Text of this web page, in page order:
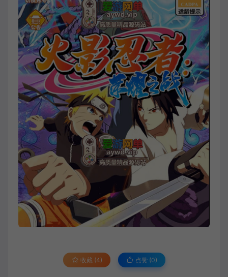
收藏 (4) 点赞 (0)